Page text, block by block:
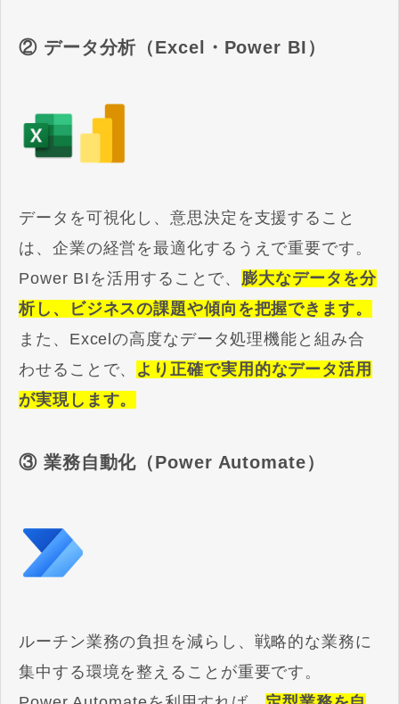
② データ分析（Excel・Power BI）
データを可視化し、意思決定を支援すること
は、企業の経営を最適化するうえで重要です。
Power BIを活用することで、 膨大なデータを分
析し、ビジネスの課題や傾向を把握できます。
また、Excelの高度なデータ処理機能と組み合
わせることで、 より正確で実用的なデータ活用
が実現します。
③ 業務自動化（Power Automate）
ルーチン業務の負担を減らし、戦略的な業務に
集中する環境を整えることが重要です。